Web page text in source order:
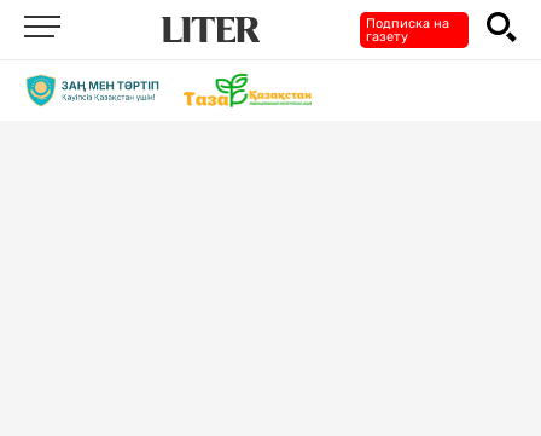
Подписка на
газету